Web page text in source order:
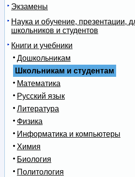
Экзамены
Наука и обучение, презентации,
школьников и студентов
Книги и учебники
Дошкольникам
Школьникам и студентам
Математика
Русский язык
Литература
Физика
Информатика и компьютеры
Химия
Биология
Политология